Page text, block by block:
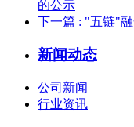
的公示
下一篇 : "五链"
新闻动态
公司新闻
行业资讯